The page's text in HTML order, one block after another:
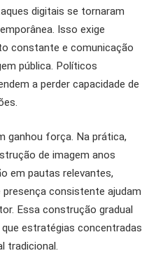
digitais se tornaram
Isso exige
constante e comunicação
pública. Políticos
a perder capacidade de
ganhou força. Na prática,
de imagem anos
em pautas relevantes,
consistente ajudam
Essa construção gradual
estratégias concentradas
tradicional.